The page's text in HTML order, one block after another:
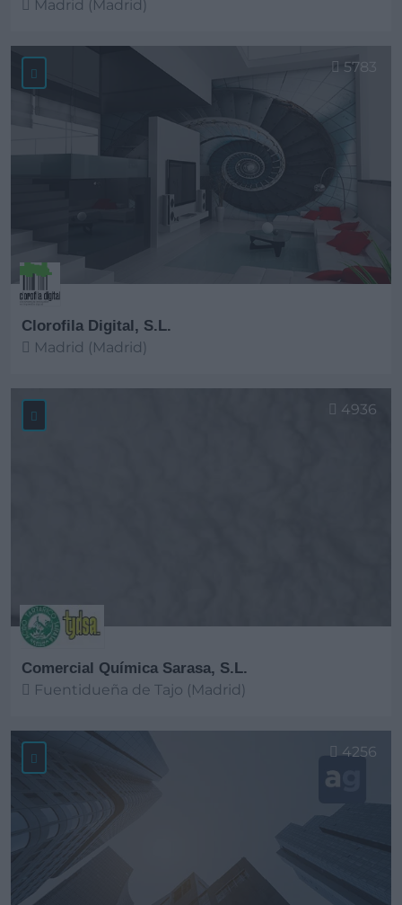
Madrid (Madrid)
Ver más
Clorofila Digital, S.L.
Madrid (Madrid)
Ver más
5783
Comercial Química Sarasa, S.L.
Fuentidueña de Tajo (Madrid)
Ver más
4936
4256